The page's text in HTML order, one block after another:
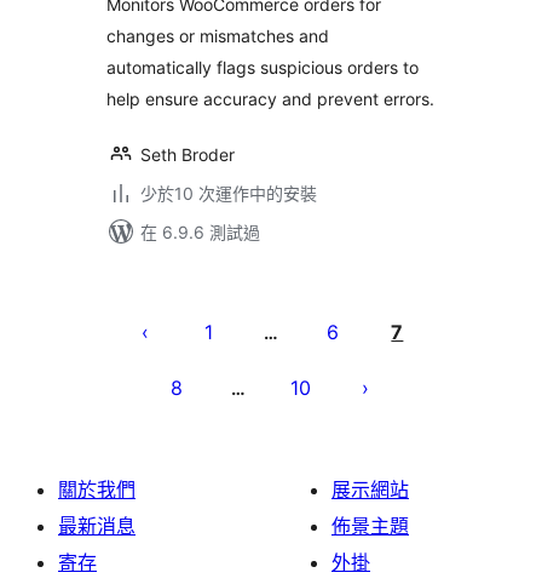
Monitors WooCommerce orders for
changes or mismatches and
automatically flags suspicious orders to
help ensure accuracy and prevent errors.
Seth Broder
少於10 次運作中的安裝
在 6.9.6 測試過
pagination
1 … 6 7
8 … 10
關於我們
最新消息
寄存
展示網站
佈景主題
外掛